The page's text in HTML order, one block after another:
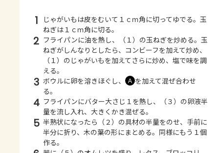
1
じゃがいもは皮をむいて１ｃｍ角に切ってゆでる。玉
ねぎは１ｃｍ角に切る。
2 フライパンに油を熱し、（１）の玉ねぎを炒める。玉
ねぎがしんなりとしたら、コンビーフを加えて炒め、
（１）のじゃがいもを加えてさらに炒め、塩で味を調
える。
3 ボウルに卵を溶きほぐし、 Ａ を加えて混ぜ合わせ
る。
4 フライパンにバター大さじ１を熱し、（３）の卵液半
量を流し入れ、大きくかき混ぜる。
5 半熟状になったら（２）の具材の半量をのせ、手前に
半分に折り、木の葉の形にまとめる。同様にもう１個
作る。